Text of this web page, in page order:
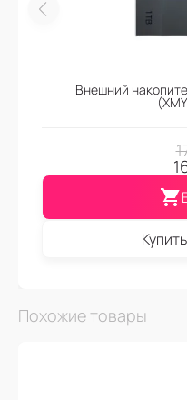
Внешний
Похожие товары